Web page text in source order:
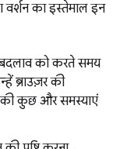
का इस्तेमाल इन
को करते समय
ब्राउज़र की
कुछ और समस्याएं